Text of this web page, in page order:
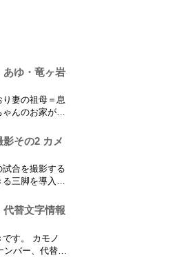
あゆ・竜ヶ岩
妻の祖母＝息
んのお家があ
なのはとって
5歳vs88
んとの対決！
も付けてます
その2 カメ
合を撮影する
三脚を導入し
体（少年用な
の大きさです）
ラを放置して
、選手のポジ
見てあとから
代替文字情報
カモノ
バー、代替文